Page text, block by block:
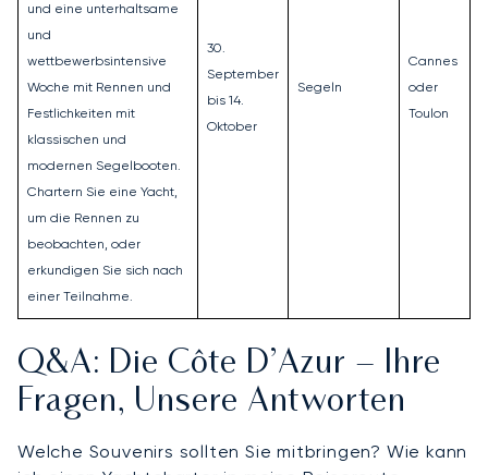
und eine unterhaltsame
und
wettbewerbsintensive
Woche mit Rennen und
Festlichkeiten mit
klassischen und
modernen Segelbooten.
Chartern Sie eine Yacht,
um die Rennen zu
beobachten, oder
erkundigen Sie sich nach
einer Teilnahme.
30.
September
bis 14.
Oktober
Segeln
Cannes
oder
Toulon
Q&A: Die Côte D’Azur – Ihre
Fragen, Unsere Antworten
Welche Souvenirs sollten Sie mitbringen? Wie kann